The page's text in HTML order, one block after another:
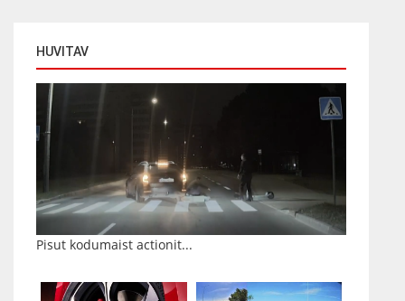
HUVITAV
Pisut kodumaist actionit...